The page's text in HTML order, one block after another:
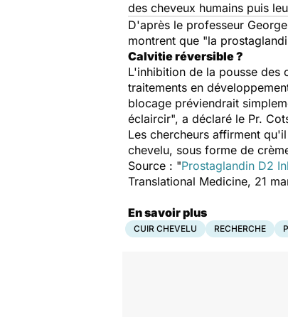
des cheveux humains puis
D'après le professeur
montrent que "la
Calvitie réversible ?
L'inhibition de la pousse des
traitements en
blocage préviendrait
éclaircir", a déclaré le Pr.
Les chercheurs affirment
chevelu, sous forme de
Source : "Prostaglandin D2
Translational Medicine, 21
En savoir plus
CUIR CHEVELU RECHERCHE